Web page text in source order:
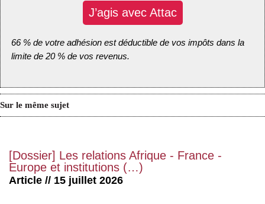
J’agis avec Attac
66 % de votre adhésion est déductible de vos impôts dans la
limite de 20 % de vos revenus.
Sur le même sujet
[Dossier] Les relations Afrique - France -
Europe et institutions (…)
Article // 15 juillet 2026